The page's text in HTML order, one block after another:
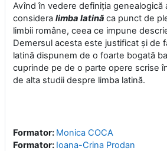
Avînd în vedere definiţia genealogică
considera limba latină ca punct de
limbii române, ceea ce impune
Demersul acesta este justificat şi de
latină dispunem de o foarte bogată
cuprinde pe de o parte opere scrise
de alta studii despre limba latină.
Formator: Monica COCA
Formator: Ioana-Crina Prodan